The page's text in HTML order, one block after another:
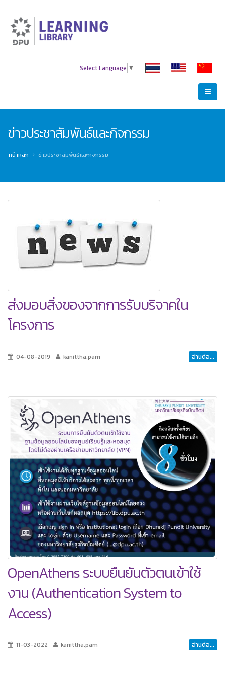
Select Language ▼
ข่าวประชาสัมพันธ์และกิจกรรม
หน้าหลัก ข่าวประชาสัมพันธ์และกิจกรรม
ส่งมอบสิ่งของจากการรับบริจาคใน
โครงการ
04-08-2019 kanittha.pam อ่านต่อ...
OpenAthens ระบบยืนยันตัวตนเข้าใช้
งาน (Authentication System to
Access)
11-03-2022 kanittha.pam อ่านต่อ...